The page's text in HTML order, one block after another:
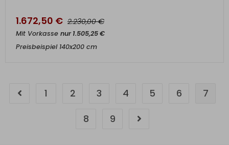
1.672,50 € 2.230,00€
Mit Vorkasse nur1.505,25€
Preisbeispiel 140x200 cm
1 2 3 4 5 6
7
8
9